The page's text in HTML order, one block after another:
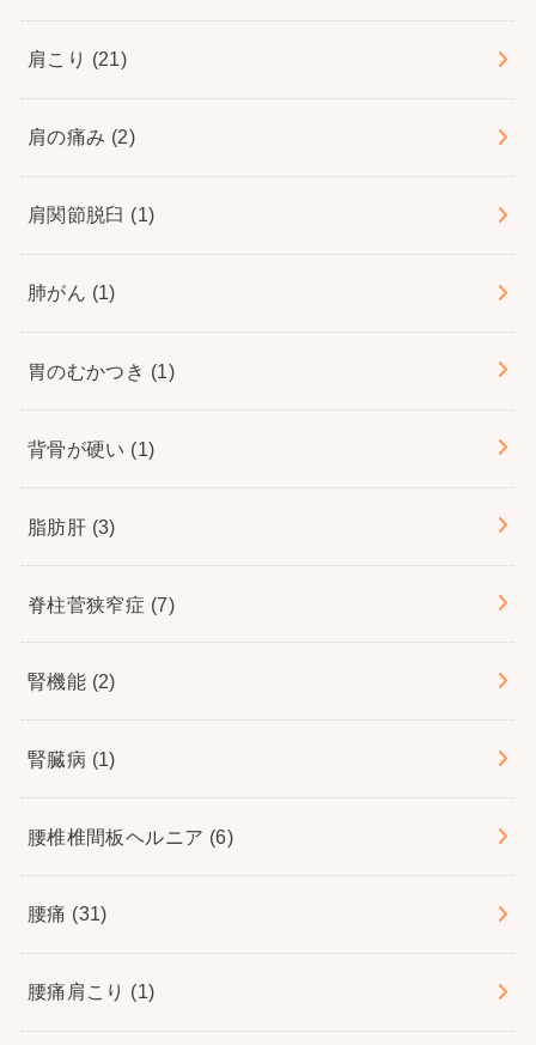
肩こり (21)
肩の痛み (2)
肩関節脱臼 (1)
肺がん (1)
胃のむかつき (1)
背骨が硬い (1)
脂肪肝 (3)
脊柱菅狭窄症 (7)
腎機能 (2)
腎臓病 (1)
腰椎椎間板ヘルニア (6)
腰痛 (31)
腰痛肩こり (1)